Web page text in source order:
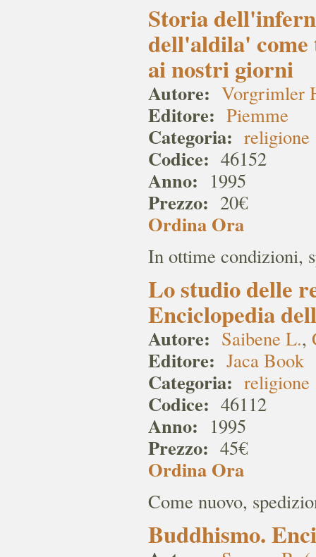
Storia
dell'aldila'
ai nostri giorni
Autore: Vorgrimler
Editore: Piemme
Categoria: religione
Codice: 46152
Anno: 1995
Prezzo: 20€
Ordina Ora
In ottime condizioni,
Lo studio delle
Enciclopedia
Autore: Saibene L.,
Editore: Jaca Book
Categoria: religione
Codice: 46112
Anno: 1995
Prezzo: 45€
Ordina Ora
Come nuovo,
Buddhismo.